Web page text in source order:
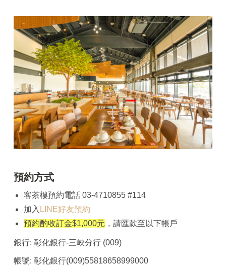
預約方式
客茶樓預約電話 03-4710855 #114
加入 LINE好友預約
預約酌收訂金$1,000元 ，請匯款至以下帳戶
銀行: 彰化銀行-三峽分行 (009)
帳號: 彰化銀行(009)55818658999000